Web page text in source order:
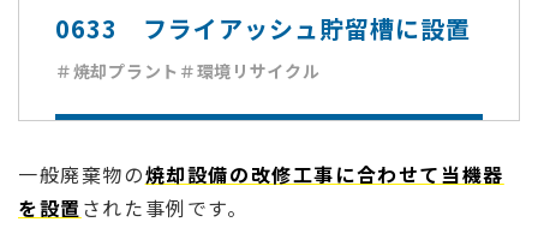
0633 フライアッシュ貯留槽に設置
＃焼却プラント ＃環境リサイクル
一般廃棄物の焼却設備の改修工事に合わせて当機器
を設置された事例です。